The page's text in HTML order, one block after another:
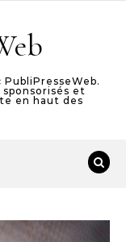
et
en haut des